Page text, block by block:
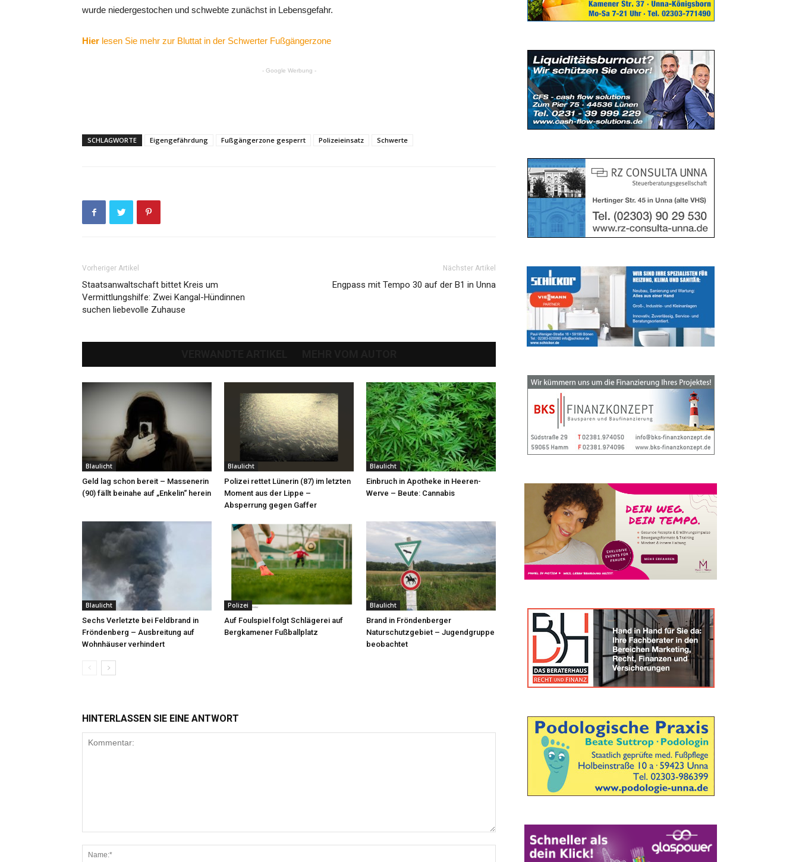
wurde niedergestochen und schwebte zunächst in Lebensgefahr.
Hier lesen Sie mehr zur Bluttat in der Schwerter Fußgängerzone
- Google Werbung -
SCHLAGWORTE Eigengefährdung Fußgängerzone gesperrt Polizeieinsatz Schwerte
Vorheriger Artikel
Staatsanwaltschaft bittet Kreis um
Vermittlungshilfe: Zwei Kangal-Hündinnen
suchen liebevolle Zuhause
Nächster Artikel
Engpass mit Tempo 30 auf der B1 in Unna
Blaulicht
Geld lag schon bereit – Massenerin
(90) fällt beinahe auf „Enkelin“ herein
Blaulicht
Polizei rettet Lünerin (87) im letzten
Moment aus der Lippe –
Absperrung gegen Gaffer
Blaulicht
Einbruch in Apotheke in Heeren-
Werve – Beute: Cannabis
Blaulicht
Sechs Verletzte bei Feldbrand in
Fröndenberg – Ausbreitung auf
Wohnhäuser verhindert
Polizei
Auf Foulspiel folgt Schlägerei auf
Bergkamener Fußballplatz
Blaulicht
Brand in Fröndenberger
Naturschutzgebiet – Jugendgruppe
beobachtet
HINTERLASSEN SIE EINE ANTWORT